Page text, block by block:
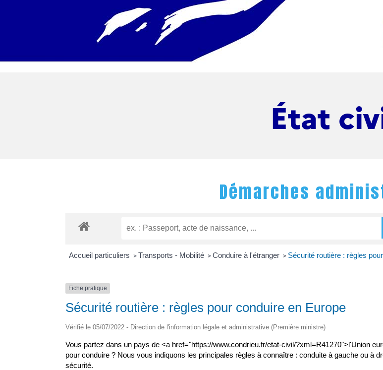
État
Démarches
Accueil particuliers > Transports - Mobilité > Conduire à l'étranger > Sécurité routière : règles
Fiche pratique
Sécurité routière : règles pour conduire en Europe
Vérifié le 05/07/2022 - Direction de l'information légale et administrative (Première ministre)
Vous partez dans un pays de <a href="https://www.condrieu.fr/etat-civil/?xml=R41270">l'Union
pour conduire ? Nous vous indiquons les principales règles à connaître : conduite à gauche ou à
sécurité.